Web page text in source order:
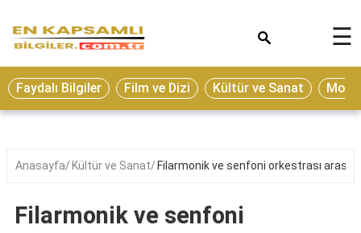
Eğitim
Ekonomi
Seyahat
Oyun
☰
Faydalı Bilgiler Film ve Dizi Kültür ve Sanat
Anasayfa Kültür ve Sanat Filarmonik ve senfoni orkestrası
Filarmonik ve senfoni